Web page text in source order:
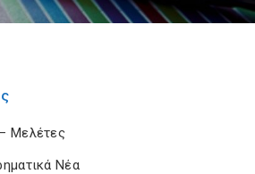
Μελέτες
Νέα